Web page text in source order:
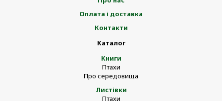
Каталог
Книги
Птахи
Про середовища
Листівки
Птахи
Оплата і доставка
Контакти